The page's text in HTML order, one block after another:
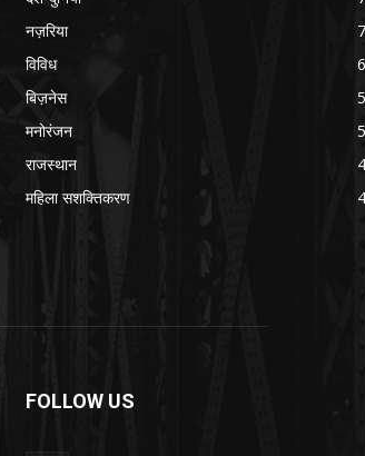
नज़रिया
विविध
बिज़नेस
मनोरंजन
राजस्थान
महिला सशक्तिकरण
FOLLOW US